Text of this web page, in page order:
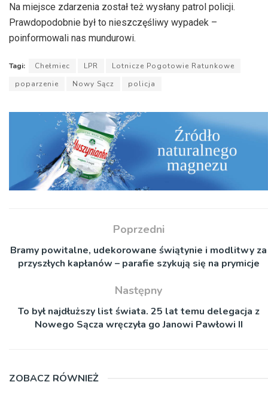
Na miejsce zdarzenia został też wysłany patrol policji.
Prawdopodobnie był to nieszczęśliwy wypadek –
poinformowali nas mundurowi.
Tagi: Chełmiec LPR
Lotnicze Pogotowie Ratunkowe
poparzenie
Nowy Sącz policja
Poprzedni
Bramy powitalne, udekorowane świątynie i modlitwy za
przyszłych kapłanów – parafie szykują się na prymicje
Następny
To był najdłuższy list świata. 25 lat temu delegacja z
Nowego Sącza wręczyła go Janowi Pawłowi II
ZOBACZ RÓWNIEŻ